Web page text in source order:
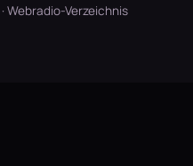
· Webradio-Verzeichnis